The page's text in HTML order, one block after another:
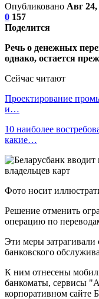
Опубликовано Авг 24,
0 157
Поделится
Речь о денежных
однако, остается
Сейчас читают
Проектирование
и…
10 наиболее
какие…
Фото носит
Решение отменить
операцию по
Эти меры
банковского
К ним отнесены
банкоматы, сервисы
корпоративном сайте